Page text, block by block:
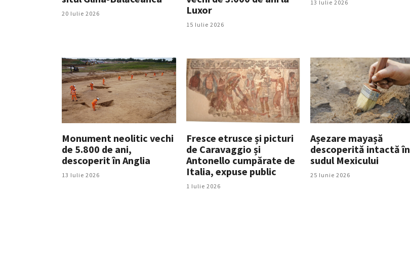
20 Iulie 2026
Luxor
15 Iulie 2026
13 Iulie 2026
Monument neolitic vechi
de 5.800 de ani,
descoperit în Anglia
13 Iulie 2026
Fresce etrusce și picturi
de Caravaggio și
Antonello cumpărate de
Italia, expuse public
1 Iulie 2026
Așezare mayașă
descoperită intactă în
sudul Mexicului
25 Iunie 2026